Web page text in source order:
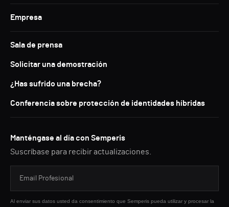
Empresa
Sala de prensa
Solicitar una demostración
¿Has sufrido una brecha?
Conferencia sobre protección de identidades híbridas
Manténgase al día con Semperis
Suscríbase para recibir actualizaciones.
Al enviar sus datos usted da consentimiento que Semperis pueda utilizar y procesar la